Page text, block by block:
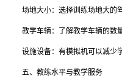
场地大小：选择训练场地大的
教学车辆：了解教学车辆的数
设施设备：有模拟机可以减少
五、教练水平与教学服务